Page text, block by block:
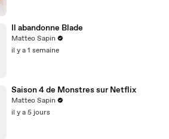
Il abandonne Blade
Matteo Sapin
il y a 1 semaine
Saison 4 de Monstres sur Netflix
Matteo Sapin
il y a 5 jours